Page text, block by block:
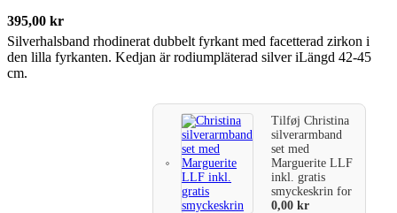
395,00 kr
Silverhalsband rhodinerat dubbelt fyrkant med facetterad zirkon i
den lilla fyrkanten. Kedjan är rodiumpläterad silver iLängd 42-45
cm.
TilføjChristina
silverarmband
set med
Marguerite LLF
inkl. gratis
smyckeskrinfor
0,00kr